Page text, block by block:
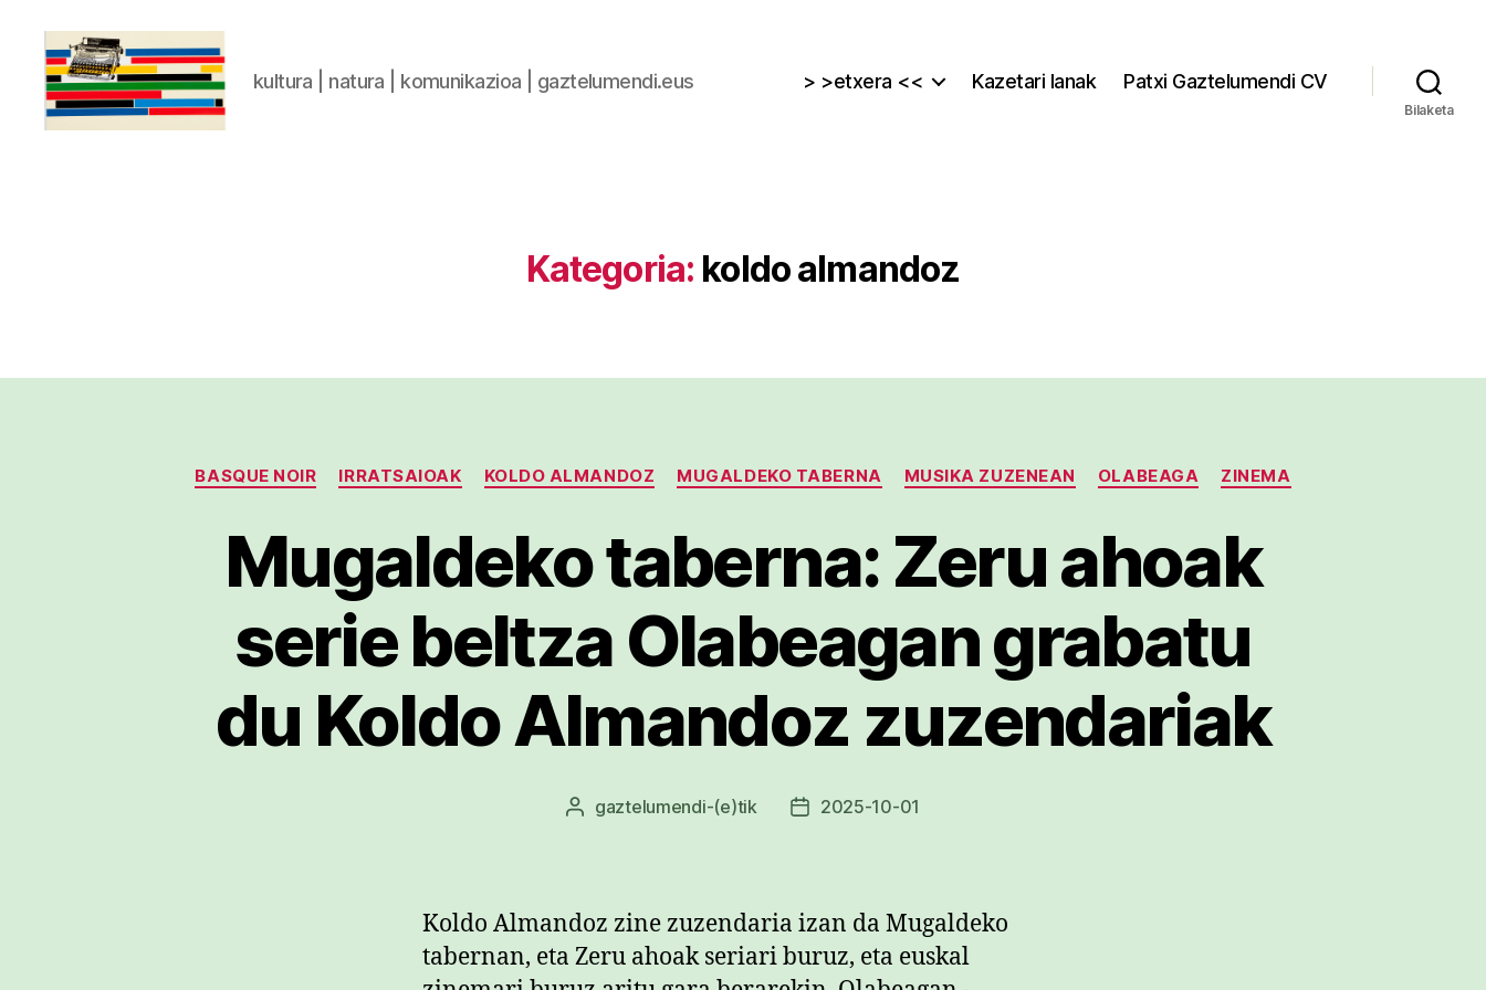
kultura | natura | komunikazioa | gaztelumendi.eus > >etxera << Kazetari lanak Patxi Gaztelumendi CV
Bilaketa
Kategoria: koldo almandoz
Kategoriak
BASQUE NOIR IRRATSAIOAK KOLDO ALMANDOZ MUGALDEKO TABERNA MUSIKA ZUZENEAN OLABEAGA ZINEMA
Mugaldeko taberna: Zeru ahoak
serie beltza Olabeagan grabatu
du Koldo Almandoz zuzendariak
Argitalpenaren
gaztelumendi-(e)tik
Argitalpenaren
2025-10-01
Koldo Almandoz zine zuzendaria izan da Mugaldeko
tabernan, eta Zeru ahoak seriari buruz, eta euskal